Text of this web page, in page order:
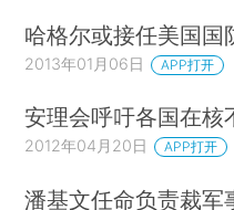
哈格尔或接任美国国
2013年01月06日 APP打开
安理会呼吁各国在核
2012年04月20日 APP打开
潘基文任命负责裁军